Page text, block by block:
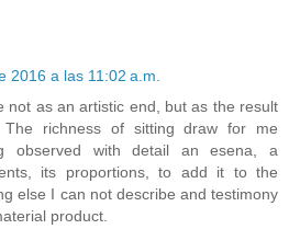
2016 a las 11:02 a.m.
not as an artistic end, but as the result
The richness of sitting draw for me
observed with detail an esena, a
its proportions, to add it to the
else I can not describe and testimony
product.